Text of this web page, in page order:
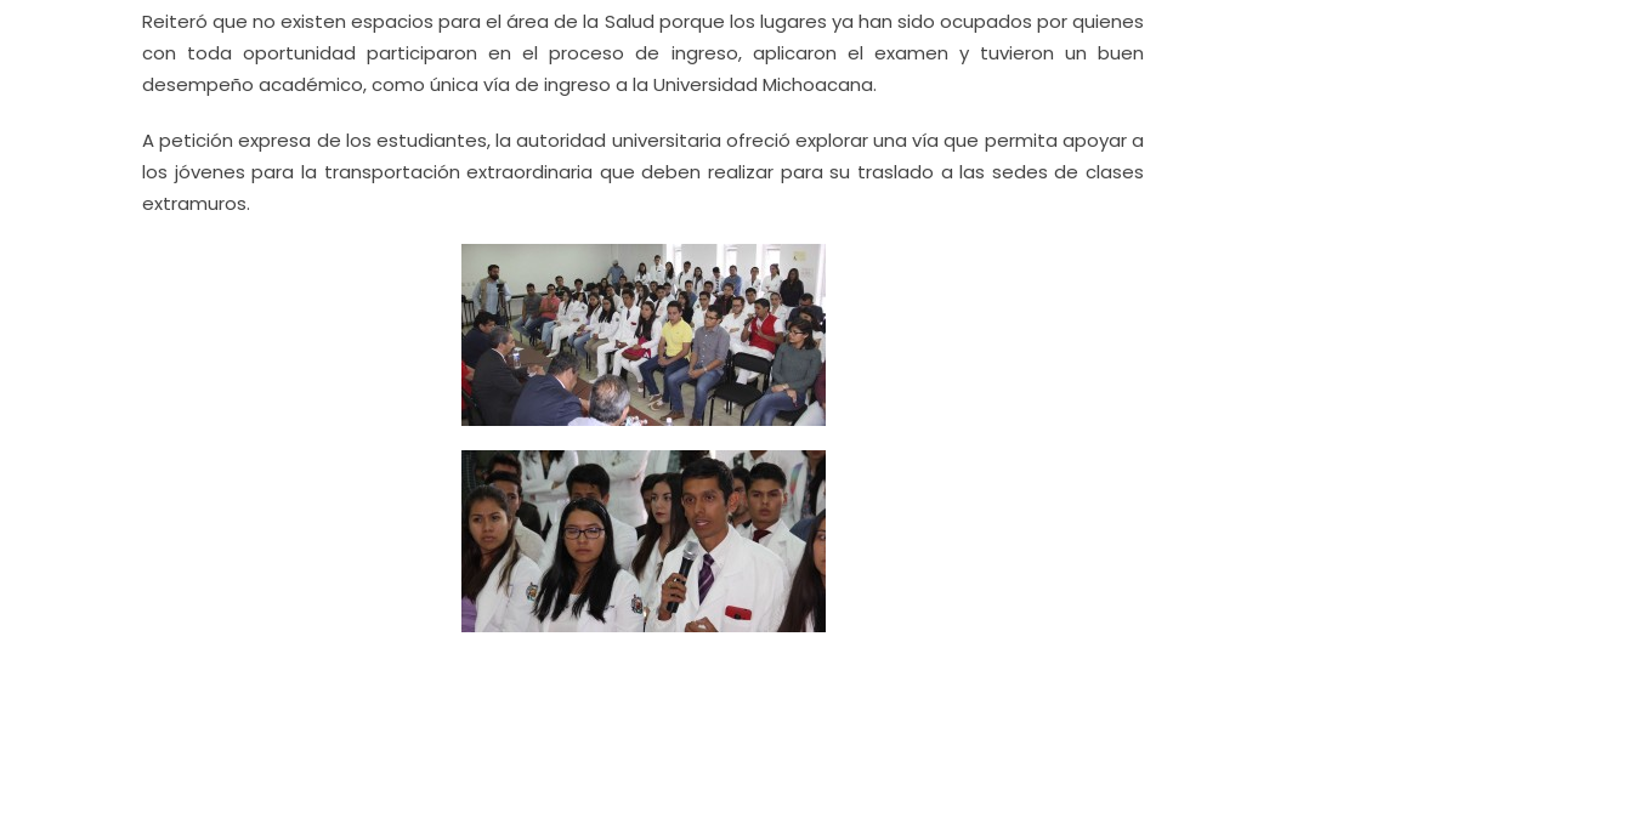
Reiteró que no existen espacios para el área de la Salud porque los lugares ya han sido ocupados por quienes
con toda oportunidad participaron en el proceso de ingreso, aplicaron el examen y tuvieron un buen
desempeño académico, como única vía de ingreso a la Universidad Michoacana.
A petición expresa de los estudiantes, la autoridad universitaria ofreció explorar una vía que permita apoyar a
los jóvenes para la transportación extraordinaria que deben realizar para su traslado a las sedes de clases
extramuros.